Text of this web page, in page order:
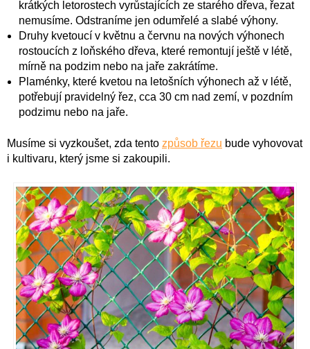
krátkých letorostech vyrůstajících ze starého dřeva, řezat
nemusíme. Odstraníme jen odumřelé a slabé výhony.
Druhy kvetoucí v květnu a červnu na nových výhonech
rostoucích z loňského dřeva, které remontují ještě v létě,
mírně na podzim nebo na jaře zakrátíme.
Plaménky, které kvetou na letošních výhonech až v létě,
potřebují pravidelný řez, cca 30 cm nad zemí, v pozdním
podzimu nebo na jaře.
Musíme si vyzkoušet, zda tento způsob řezu bude vyhovovat
i kultivaru, který jsme si zakoupili.